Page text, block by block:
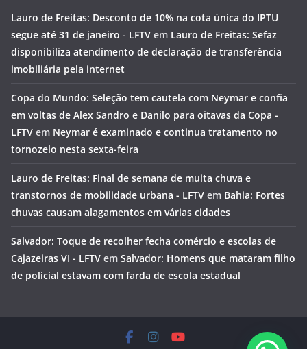
Lauro de Freitas: Desconto de 10% na cota única do IPTU
segue até 31 de janeiro - LFTV em Lauro de Freitas: Sefaz
disponibiliza atendimento de declaração de transferência
imobiliária pela internet
Copa do Mundo: Seleção tem cautela com Neymar e confia
em voltas de Alex Sandro e Danilo para oitavas da Copa -
LFTV em Neymar é examinado e continua tratamento no
tornozelo nesta sexta-feira
Lauro de Freitas: Final de semana de muita chuva e
transtornos de mobilidade urbana - LFTV em Bahia: Fortes
chuvas causam alagamentos em várias cidades
Salvador: Toque de recolher fecha comércio e escolas de
Cajazeiras VI - LFTV em Salvador: Homens que mataram filho
de policial estavam com farda de escola estadual